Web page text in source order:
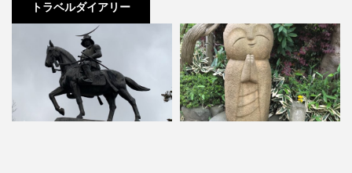
トラベルダイアリー